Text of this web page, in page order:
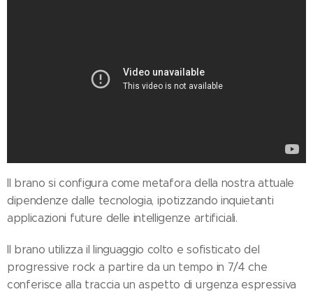
Il brano si configura come metafora della nostra attuale
dipendenze dalle tecnologia, ipotizzando inquietanti
applicazioni future delle intelligenze artificiali.
Il brano utilizza il linguaggio colto e sofisticato del
progressive rock a partire da un tempo in 7/4 che
conferisce alla traccia un aspetto di urgenza espressiva